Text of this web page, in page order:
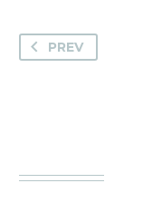
PREV